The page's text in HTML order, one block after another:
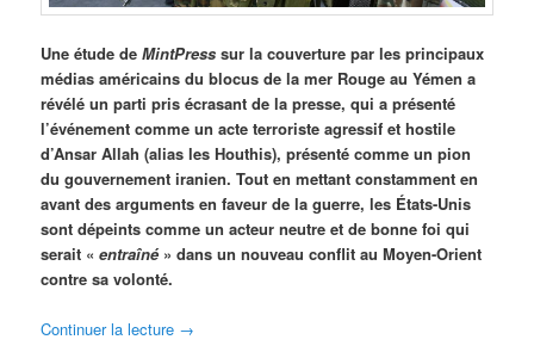
Une étude deMintPress sur la couverture par les principaux
médias américains du blocus de la mer Rouge au Yémen a
révélé un parti pris écrasant de la presse, qui a présenté
l’événement comme un acte terroriste agressif et hostile
d’Ansar Allah (alias les Houthis), présenté comme un pion
du gouvernement iranien. Tout en mettant constamment en
avant des arguments en faveur de la guerre, les États-Unis
sont dépeints comme un acteur neutre et de bonne foi qui
serait «entraîné » dans un nouveau conflit au Moyen-Orient
contre sa volonté.
Continuer la lecture →